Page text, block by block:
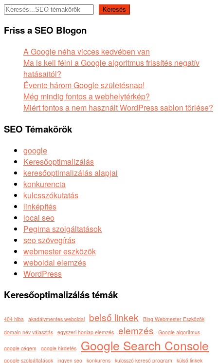
Keresés
Keresés
Friss a SEO Blogon
A Google néha vicces kedvében van
Ma is kell félni a Google algoritmus frissítés negatív
hatásaitól?
Évente három Google születésnap!
Még mindig fontos a webhelytérkép?
Miért fontos a nem használt WordPress sablon törlése?
SEO Témakörök
google
Keresőoptimalizálás
keresőoptimalizálás alapjai
konkurencia
kulcsszókutatás
linképítés
local seo
Pegima szolgáltatások
seo szövegírás
webmester eszközök
weboldal elemzés
WordPress
Keresőoptimalizálás témák
404 hiba akadálymentes weboldal belső linkek
Bing Webmester Eszközök
domain név választás egyszeri honlap elemzés elemzés Google algoritmus
google cégem google hirdetés Google Search Console
google szolgáltatások ingyen seo konkurens kulcsszó kereső program külső linkek